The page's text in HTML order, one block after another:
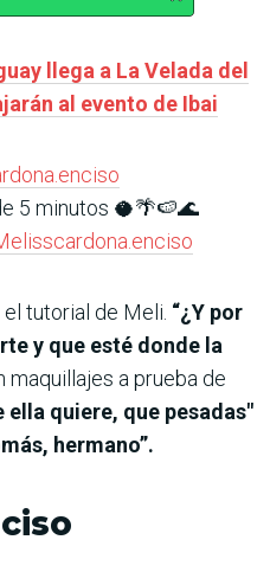
llega a La Velada del
al evento de Ibai
5 minutos 🥥🌴🍉🌊
tutorial de Meli. “¿Y por
y que esté donde la
maquillajes a prueba de
ella quiere, que pesadas"
hermano”.